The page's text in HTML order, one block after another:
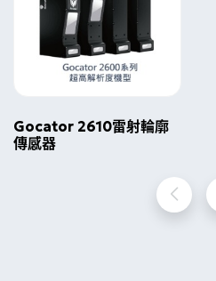
Gocator 2610雷射輪廓
傳感器